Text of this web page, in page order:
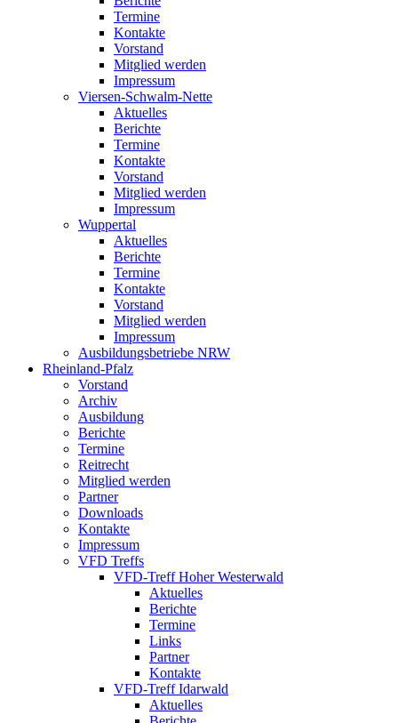
Termine
Kontakte
Vorstand
Mitglied werden
Impressum
Viersen-Schwalm-Nette
Aktuelles
Berichte
Termine
Kontakte
Vorstand
Mitglied werden
Impressum
Wuppertal
Aktuelles
Berichte
Termine
Kontakte
Vorstand
Mitglied werden
Impressum
Ausbildungsbetriebe NRW
Rheinland-Pfalz
Vorstand
Archiv
Ausbildung
Berichte
Termine
Reitrecht
Mitglied werden
Partner
Downloads
Kontakte
Impressum
VFD Treffs
VFD-Treff Hoher Westerwald
Aktuelles
Berichte
Termine
Links
Partner
Kontakte
VFD-Treff Idarwald
Aktuelles